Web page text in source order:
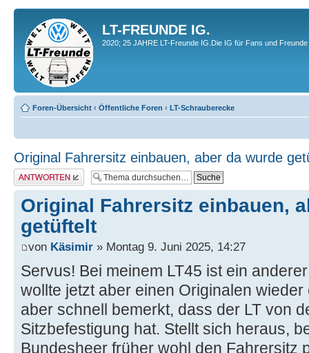
LT-FREUNDE IG.
2020; 25 JAHRE LT-Freunde IG.Die IG für Fans und
Foren-Übersicht ‹ Öffentliche Foren ‹ LT-Schrauberecke
Original Fahrersitz einbauen, aber da wurde
Antwort erstellen
Original Fahrersitz einbauen,
getüftelt
von Käsimir » Montag 9. Juni 2025, 14:27
Servus! Bei meinem LT45 ist ein
wollte jetzt aber einen Originalen
aber schnell bemerkt, dass der LT von
Sitzbefestigung hat. Stellt sich heraus,
Bundesheer früher wohl den Fahrersitz